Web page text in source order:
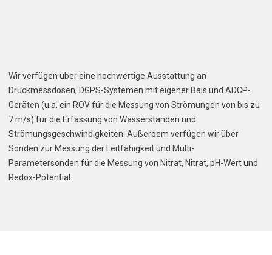
Wir verfügen über eine hochwertige Ausstattung an
Druckmessdosen, DGPS-Systemen mit eigener Bais und ADCP-
Geräten (u.a. ein ROV für die Messung von Strömungen von bis zu
7 m/s) für die Erfassung von Wasserständen und
Strömungsgeschwindigkeiten. Außerdem verfügen wir über
Sonden zur Messung der Leitfähigkeit und Multi-
Parametersonden für die Messung von Nitrat, Nitrat, pH-Wert und
Redox-Potential.